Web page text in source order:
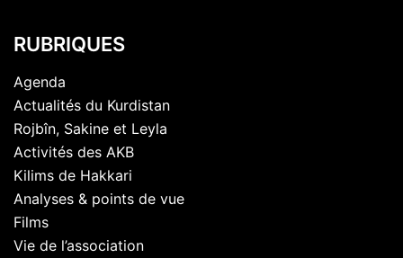
RUBRIQUES
Agenda
Actualités du Kurdistan
Rojbîn, Sakine et Leyla
Activités des AKB
Kilims de Hakkari
Analyses & points de vue
Films
Vie de l’association